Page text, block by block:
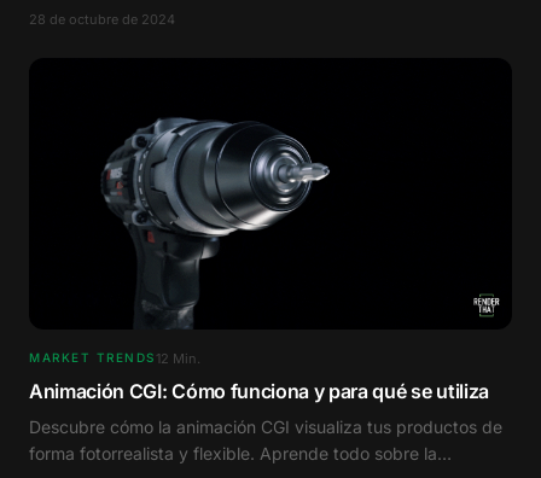
28 de octubre de 2024
MARKET TRENDS 12 Min.
Animación CGI: Cómo funciona y para qué se utiliza
Descubre cómo la animación CGI visualiza tus productos de
forma fotorrealista y flexible. Aprende todo sobre la